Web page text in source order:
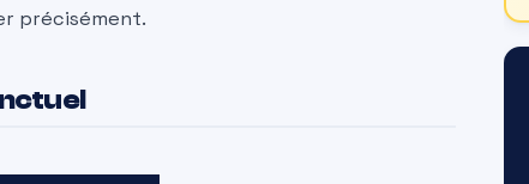
précisément.